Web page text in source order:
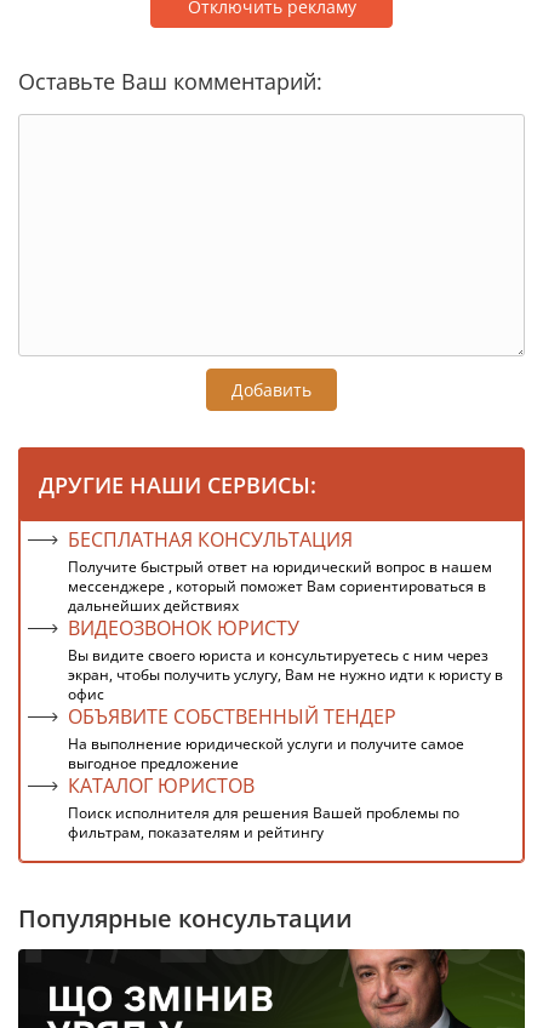
Отключить рекламу
Оставьте Ваш комментарий:
Добавить
ДРУГИЕ НАШИ СЕРВИСЫ:
БЕСПЛАТНАЯ КОНСУЛЬТАЦИЯ
Получите быстрый ответ на юридический вопрос в нашем
мессенджере , который поможет Вам сориентироваться в
дальнейших действиях
ВИДЕОЗВОНОК ЮРИСТУ
Вы видите своего юриста и консультируетесь с ним через
экран, чтобы получить услугу, Вам не нужно идти к юристу в
офис
ОБЪЯВИТЕ СОБСТВЕННЫЙ ТЕНДЕР
На выполнение юридической услуги и получите самое
выгодное предложение
КАТАЛОГ ЮРИСТОВ
Поиск исполнителя для решения Вашей проблемы по
фильтрам, показателям и рейтингу
Популярные консультации